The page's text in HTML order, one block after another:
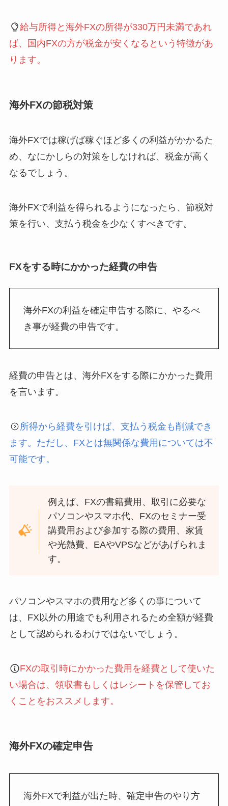
給与所得と海外FXの所得が330万円未満であれ
ば、国内FXの方が税金が安くなるという特徴があ
ります。
海外FXの節税対策
海外FXでは稼げば稼ぐほど多くの利益がかかるた
め、なにかしらの対策をしなければ、税金が高く
なるでしょう。
海外FXで利益を得られるようになったら、節税対
策を行い、支払う税金を少なくすべきです。
FXをする時にかかった経費の申告
海外FXの利益を確定申告する際に、やるべ
き事が経費の申告です。
経費の申告とは、海外FXをする際にかかった費用
を言います。
所得から経費を引けば、支払う税金も削減でき
ます。ただし、FXとは無関係な費用については不
可能です。
例えば、FXの書籍費用、取引に必要な
パソコンやスマホ代、FXのセミナー受
講費用および参加する際の費用、家賃
や光熱費、EAやVPSなどがあげられま
す。
パソコンやスマホの費用など多くの事について
は、FX以外の用途でも利用されるため全額が経費
として認められるわけではないでしょう。
FXの取引時にかかった費用を経費として使いた
い場合は、領収書もしくはレシートを保管してお
くことをおススメします。
海外FXの確定申告
海外FXで利益が出た時、確定申告のやり方